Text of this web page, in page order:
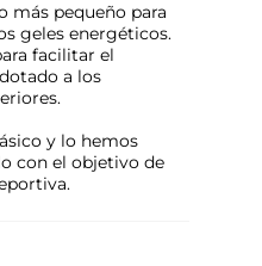
más pequeño para
geles energéticos.
facilitar el
a los
y lo hemos
con el objetivo de